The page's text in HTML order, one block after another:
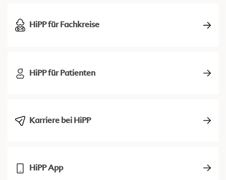
HiPP für Fachkreise
HiPP für Patienten
Karriere bei HiPP
HiPP App